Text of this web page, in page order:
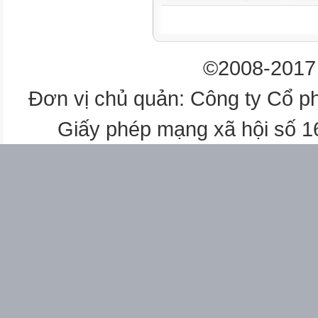
©2008-
Đơn vị chủ quản: Công ty Cổ
Giấy phép mạng xã hội số